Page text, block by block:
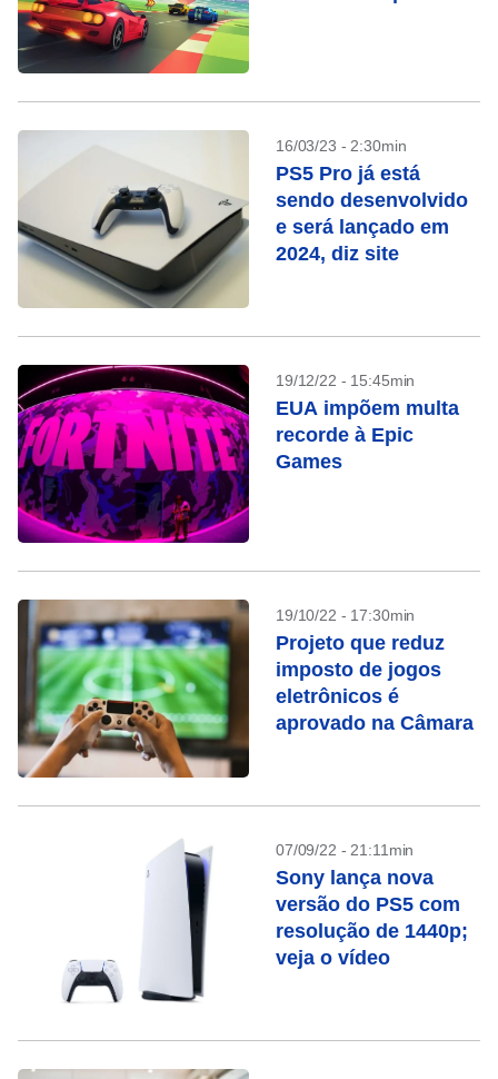
16/03/23 - 2:30min
PS5 Pro já está
sendo desenvolvido
e será lançado em
2024, diz site
19/12/22 - 15:45min
EUA impõem multa
recorde à Epic
Games
19/10/22 - 17:30min
Projeto que reduz
imposto de jogos
eletrônicos é
aprovado na Câmara
07/09/22 - 21:11min
Sony lança nova
versão do PS5 com
resolução de 1440p;
veja o vídeo